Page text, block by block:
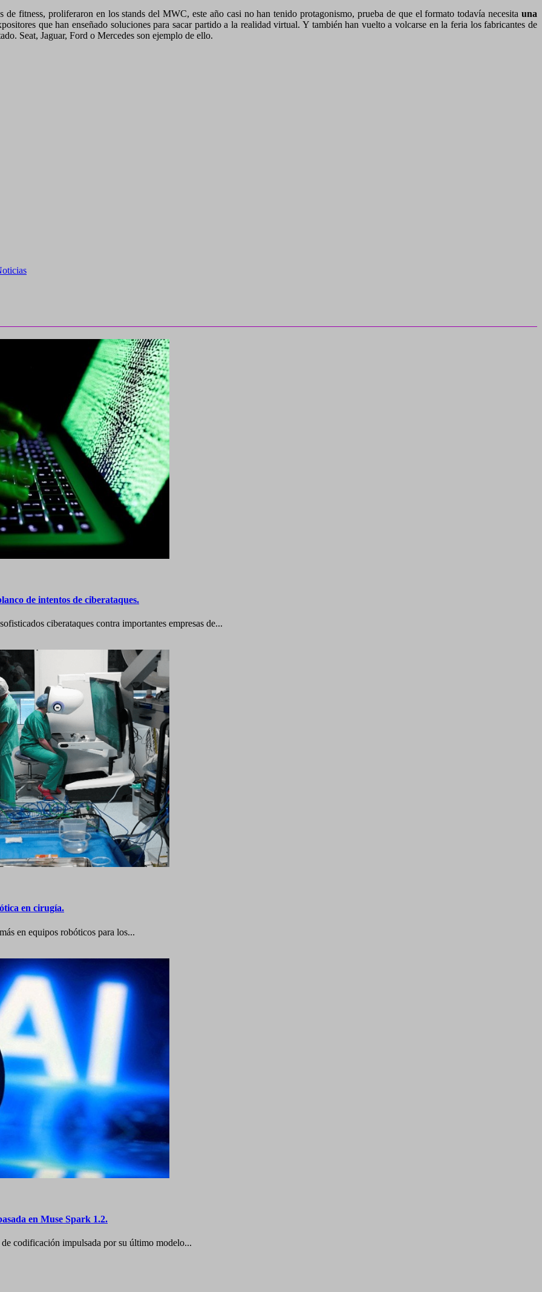
de fitness, proliferaron en los stands del MWC, este año casi no han tenido protagonismo, prueba de que el formato todavía necesitauna
que han enseñado soluciones para sacar partido a la realidad virtual. Y también han vuelto a volcarse en la feria los fabricantes de
Seat, Jaguar, Ford o Mercedes son ejemplo de ello.
de intentos de ciberataques.
ciberataques contra importantes empresas de...
en cirugía.
en equipos robóticos para los...
en Muse Spark 1.2.
codificación impulsada por su último modelo...